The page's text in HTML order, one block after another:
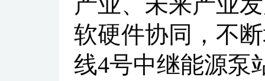
软硬件协同，不
线4号中继能源泵